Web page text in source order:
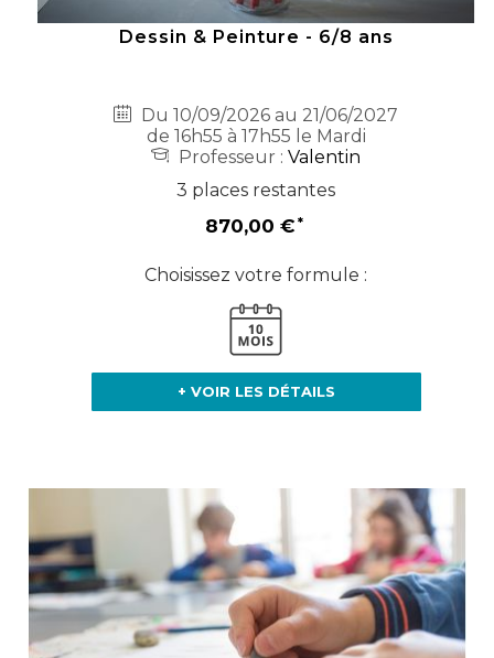
Dessin & Peinture - 6/8 ans
Du 10/09/2026 au 21/06/2027
de 16h55 à 17h55 le Mardi
Professeur :Valentin
3 places restantes
870,00 €
Choisissez votre formule :
+ VOIR LES DÉTAILS